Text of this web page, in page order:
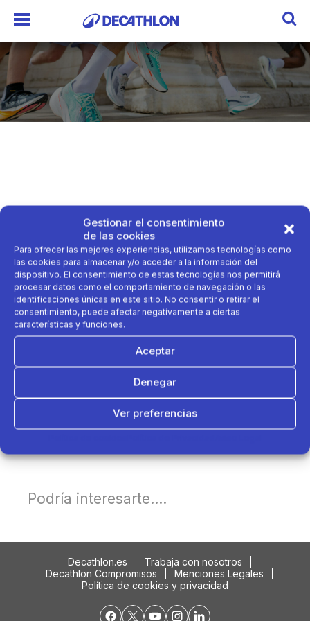
Gestionar el consentimiento
de las cookies
Para ofrecer las mejores experiencias, utilizamos tecnologías como
las cookies para almacenar y/o acceder a la información del
dispositivo. El consentimiento de estas tecnologías nos permitirá
procesar datos como el comportamiento de navegación o las
identificaciones únicas en este sitio. No consentir o retirar el
consentimiento, puede afectar negativamente a ciertas
características y funciones.
Aceptar
Denegar
Ver preferencias
Podría interesarte....
Decathlon.es
Trabaja con nosotros
Decathlon Compromisos
Menciones Legales
Política de cookies y privacidad